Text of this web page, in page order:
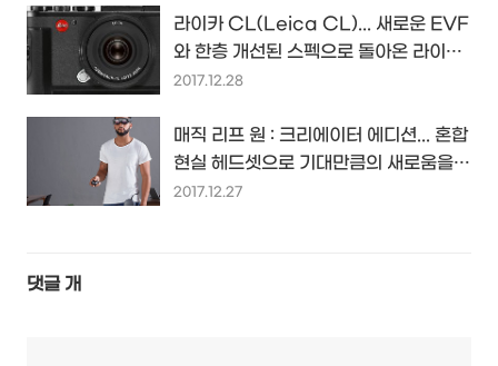
라이카 CL(Leica CL)... 새로운 EVF
와 한층 개선된 스펙으로 돌아온 라이카
의 새 명품 미러리스 카메라...
2017.12.28
매직 리프 원 : 크리에이터 에디션... 혼합
현실 헤드셋으로 기대만큼의 새로움을
경험시켜줄 수 있을까?
2017.12.27
댓글 개